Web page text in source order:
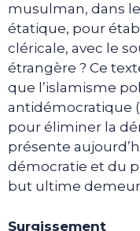
musulman, dans
étatique, pour
cléricale, avec le
étrangère ? Ce
que l’islamisme
antidémocratique
pour éliminer la
présente
démocratie et du
but ultime
Surgissement